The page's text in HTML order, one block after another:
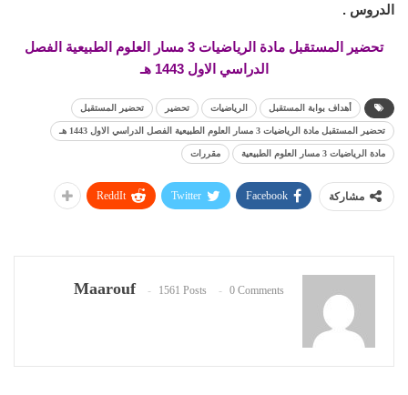
الدروس .
تحضير المستقبل مادة الرياضيات 3 مسار العلوم الطبيعية الفصل
الدراسي الاول 1443 هـ
أهداف بوابة المستقبل الرياضيات تحضير تحضير المستقبل
تحضير المستقبل مادة الرياضيات 3 مسار العلوم الطبيعية الفصل الدراسي الاول 1443 هـ
مادة الرياضيات 3 مسار العلوم الطبيعية مقررات
مشاركة Facebook
Twitter
ReddIt
Maarouf 1561 Posts 0 Comments